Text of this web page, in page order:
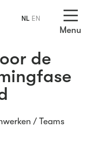
Menu
de
/ Teams
NL EN